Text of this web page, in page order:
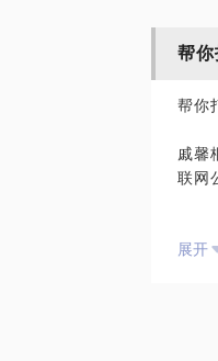
以为
解读
帮你
帮你
戚馨
联网
累了
展开